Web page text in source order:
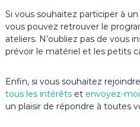
Si vous souhaitez participer à
vous pouvez retrouver le
ateliers. N’oubliez pas de vous
prévoir le matériel et les petits
Enfin, si vous souhaitez
tous les intérêtset envoyez-
un plaisir de répondre à toutes